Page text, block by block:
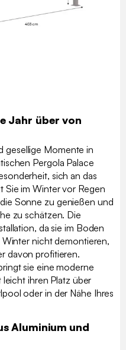
Jahr über von
gesellige Momente in
Pergola Palace
sich an das
Sie im Winter vor Regen
Sonne zu genießen und
zu schätzen. Die
da sie im Boden
Winter nicht demontieren,
davon profitieren.
sie eine moderne
ihren Platz über
oder in der Nähe Ihres
Aluminium und